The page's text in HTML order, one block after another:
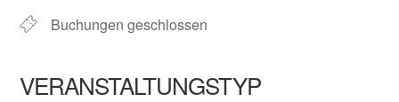
Buchungen geschlossen
VERANSTALTUNGSTYP